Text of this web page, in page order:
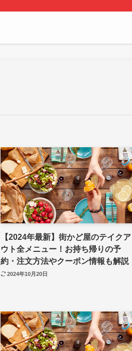
【2024年最新】街かど屋のテイクア
ウト全メニュー！お持ち帰りの予
約・注文方法やクーポン情報も解説
2024年10月20日